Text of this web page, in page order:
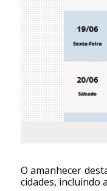
O amanhecer
cidades, incluindo